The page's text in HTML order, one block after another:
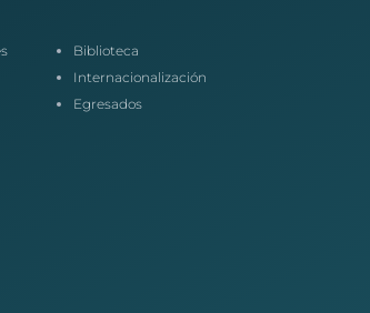
Biblioteca
Internacionalización
Egresados